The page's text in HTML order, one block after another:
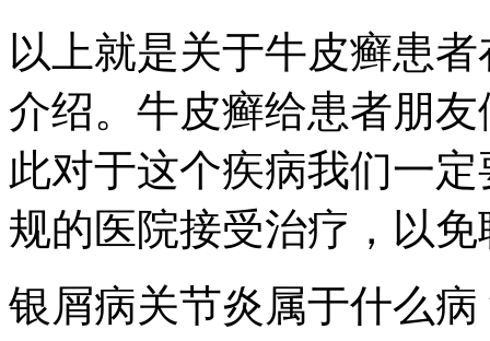
以上就是关于牛皮癣患
介绍。牛皮癣给患者朋
此对于这个疾病我们一
规的医院接受治疗，以
银屑病关节炎属于什么